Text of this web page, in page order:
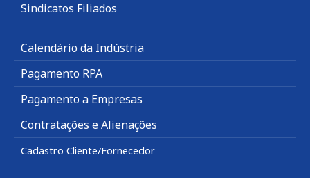
Sindicatos Filiados
Calendário da Indústria
Pagamento RPA
Pagamento a Empresas
Contratações e Alienações
Cadastro Cliente/Fornecedor